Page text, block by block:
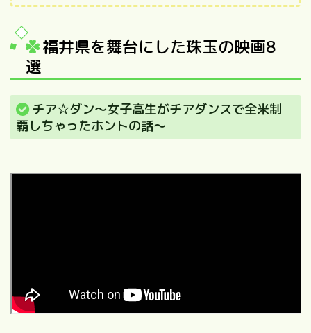
福井県を舞台にした珠玉の映画8
選
チア☆ダン～女子高生がチアダンスで全米制
覇しちゃったホントの話～